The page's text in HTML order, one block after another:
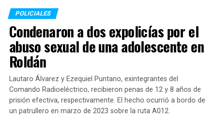
El crimen del chofer en colectora de
Circunvalación
El detenido registraba pedido de captura emitido por el
Ministerio Público de la Acusación (MPA) desde el
pasado 15 de marzo, un día después del asesinato de
Baini.
El crimen del chofer y exprefecto (quien se había
POLICIALES
Condenaron a dos expolicías por el
abuso sexual de una adolescente en
Roldán
Lautaro Álvarez y Ezequiel Puntano, exintegrantes del
Comando Radioeléctrico, recibieron penas de 12 y 8 años de
prisión efectiva, respectivamente. El hecho ocurrió a bordo de
un patrullero en marzo de 2023 sobre la ruta A012.